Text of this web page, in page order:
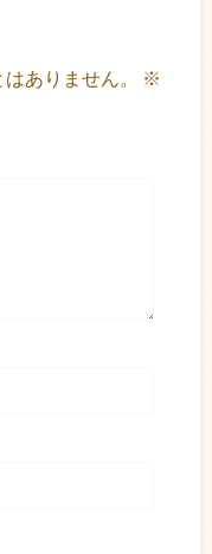
ありません。
※